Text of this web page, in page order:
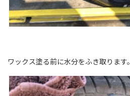
ワックス塗る前に水分をふき取ります。